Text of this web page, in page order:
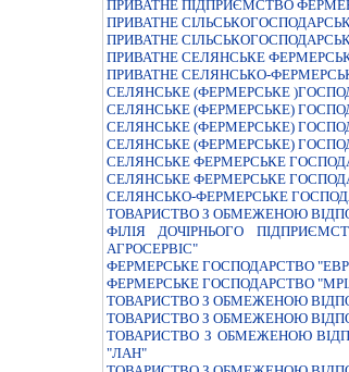
ПРИВАТНЕ ПІДПРИЄМСТВО
ПРИВАТНЕ
ПРИВАТНЕ
ПРИВАТНЕ СЕЛЯНСЬКЕ
ПРИВАТНЕ СЕЛЯНСЬКО-
СЕЛЯНСЬКЕ (ФЕРМЕРСЬКЕ
СЕЛЯНСЬКЕ (ФЕРМЕРСЬКЕ)
СЕЛЯНСЬКЕ (ФЕРМЕРСЬКЕ)
СЕЛЯНСЬКЕ (ФЕРМЕРСЬКЕ)
СЕЛЯНСЬКЕ ФЕРМЕРСЬКЕ
СЕЛЯНСЬКЕ ФЕРМЕРСЬКЕ
СЕЛЯНСЬКО-ФЕРМЕРСЬКЕ
ТОВАРИСТВО З ОБМЕЖЕНОЮ
ФIЛIЯ ДОЧIРНЬОГО
АГРОСЕРВIС"
ФЕРМЕРСЬКЕ ГОСПОДАРСТВО
ФЕРМЕРСЬКЕ ГОСПОДАРСТВО
ТОВАРИСТВО З ОБМЕЖЕНОЮ
ТОВАРИСТВО З ОБМЕЖЕНОЮ
ТОВАРИСТВО З ОБМЕЖЕНОЮ
"ЛАН"